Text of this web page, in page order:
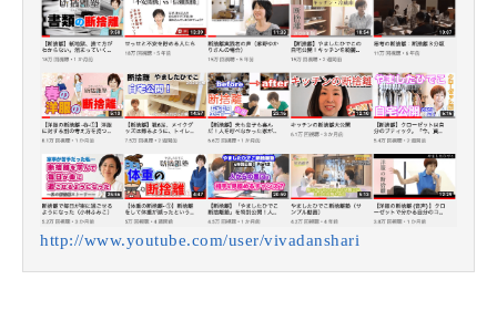
http://www.youtube.com/user/vivadanshari